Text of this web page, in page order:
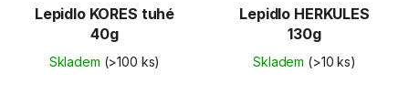
Lepidlo KORES tuhé
40g
Skladem (>100 ks)
Lepidlo HERKULES
130g
Skladem (>10 ks)